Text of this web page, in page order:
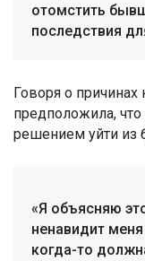
отомстить
последствия
Говоря о
предположила, что
решением уйти из
«Я объясняю
ненавидит
когда-то